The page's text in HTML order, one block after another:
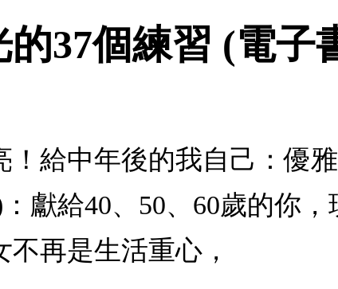
的37個練習 (電子
！給中年後的我自己：優
獻給40、50、60歲的你
不再是生活重心，